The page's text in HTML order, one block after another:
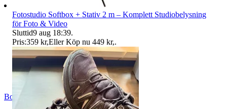
BosseJ
Fotostudio Softbox + Stativ 2 m – Komplett Studiobelysning
för Foto & Video
Sluttid9 aug 18:39.
Pris:359 kr,Eller Köp nu 449 kr,.